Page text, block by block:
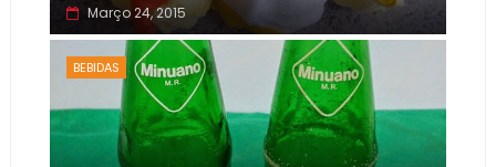
Março 24, 2015
BEBIDAS